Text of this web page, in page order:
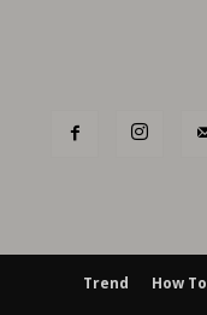
Trend How To